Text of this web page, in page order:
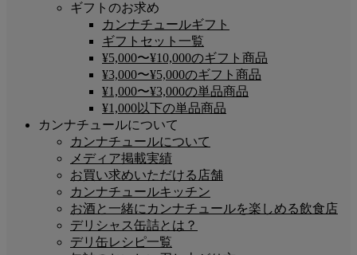
ギフトのお求め
カンナチュールギフト
ギフトセット一覧
¥5,000〜¥10,000のギフト商品
¥3,000〜¥5,000のギフト商品
¥1,000〜¥3,000の単品商品
¥1,000以下の単品商品
カンナチュールについて
カンナチュールについて
メディア掲載実績
お買い求めいただける店舗
カンナチュールキッチン
お酒と一緒にカンナチュールを楽しめる飲食店
デリシャス缶詰とは？
デリ缶レシピ一覧